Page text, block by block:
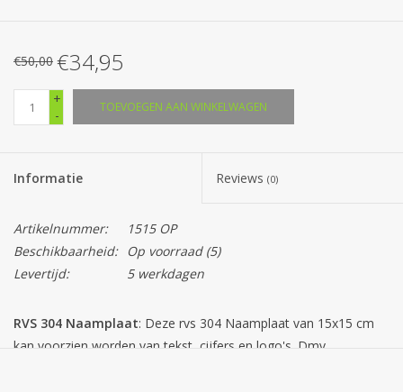
€50,00 €34,95
+
-
TOEVOEGEN AAN WINKELWAGEN
Informatie Reviews (0)
Artikelnummer:
1515 OP
Beschikbaarheid:
Op voorraad(5)
Levertijd:
5 werkdagen
RVS 304 Naamplaat: Deze rvs 304 Naamplaat van 15x15 cm
kan voorzien worden van tekst, cijfers en logo's. Dmv.